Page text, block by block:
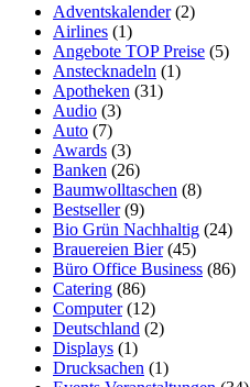
Adventskalender(2)
Airlines (1)
Angebote TOP Preise (5)
Anstecknadeln (1)
Apotheken (31)
Audio (3)
Auto (7)
Awards (3)
Banken (26)
Baumwolltaschen (8)
Bestseller(9)
Bio Grün Nachhaltig (24)
Brauereien Bier(45)
Büro Office Business (86)
Catering (86)
Computer(12)
Deutschland (2)
Displays (1)
Drucksachen (1)